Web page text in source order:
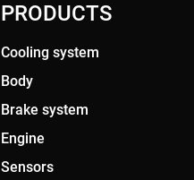
PRODUCTS
Cooling system
Body
Brake system
Engine
Sensors